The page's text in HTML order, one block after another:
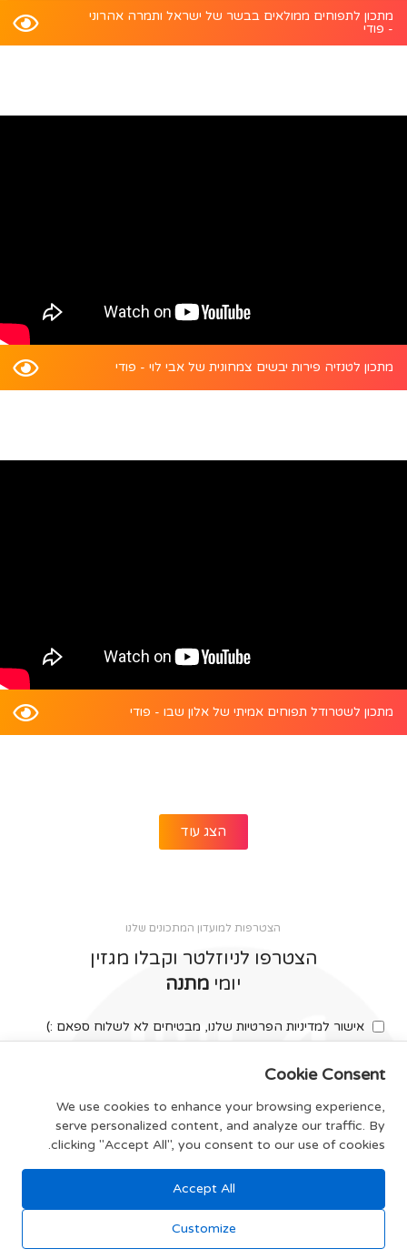
מתכון לתפוחים ממולאים בבשר של ישראל ותמרה אהרוני
- פודי
מתכון לטנזיה פירות יבשים צמחונית של אבי לוי - פודי
מתכון לשטרודל תפוחים אמיתי של אלון שבו - פודי
הצג עוד
הצטרפות למועדון המתכונים שלנו
הצטרפו לניוזלטר וקבלו מגזין
יומי מתנה
אישור למדיניות הפרטיות שלנו, מבטיחים לא לשלוח ספאם :)
צרפו אותי
תקנון האתר
Cookie Consent
We use cookies to enhance your browsing experience,
serve personalized content, and analyze our traffic. By
clicking "Accept All", you consent to our use of cookies.
Accept All
Customize